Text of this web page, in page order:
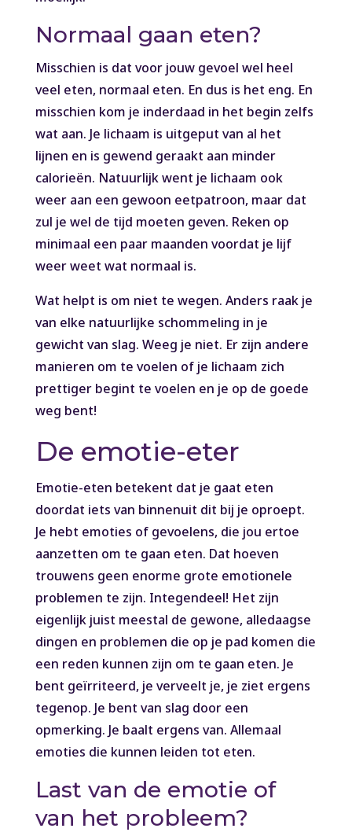
Normaal gaan eten?
Misschien is dat voor jouw gevoel wel heel
veel eten, normaal eten. En dus is het eng. En
misschien kom je inderdaad in het begin zelfs
wat aan. Je lichaam is uitgeput van al het
lijnen en is gewend geraakt aan minder
calorieën. Natuurlijk went je lichaam ook
weer aan een gewoon eetpatroon, maar dat
zul je wel de tijd moeten geven. Reken op
minimaal een paar maanden voordat je lijf
weer weet wat normaal is.
Wat helpt is om niet te wegen. Anders raak je
van elke natuurlijke schommeling in je
gewicht van slag. Weeg je niet. Er zijn andere
manieren om te voelen of je lichaam zich
prettiger begint te voelen en je op de goede
weg bent!
De emotie-eter
Emotie-eten betekent dat je gaat eten
doordat iets van binnenuit dit bij je oproept.
Je hebt emoties of gevoelens, die jou ertoe
aanzetten om te gaan eten. Dat hoeven
trouwens geen enorme grote emotionele
problemen te zijn. Integendeel! Het zijn
eigenlijk juist meestal de gewone, alledaagse
dingen en problemen die op je pad komen die
een reden kunnen zijn om te gaan eten. Je
bent geïrriteerd, je verveelt je, je ziet ergens
tegenop. Je bent van slag door een
opmerking. Je baalt ergens van. Allemaal
emoties die kunnen leiden tot eten.
Last van de emotie of
van het probleem?